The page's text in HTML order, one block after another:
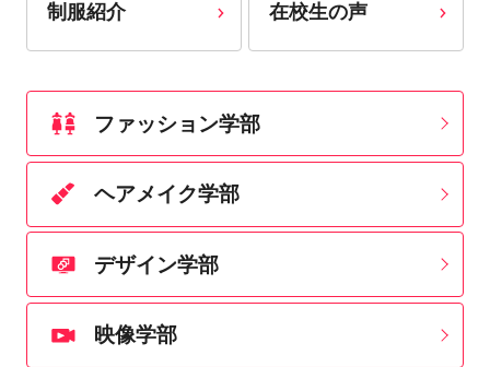
制服紹介 在校生の声
ファッション学部
ヘアメイク学部
デザイン学部
映像学部